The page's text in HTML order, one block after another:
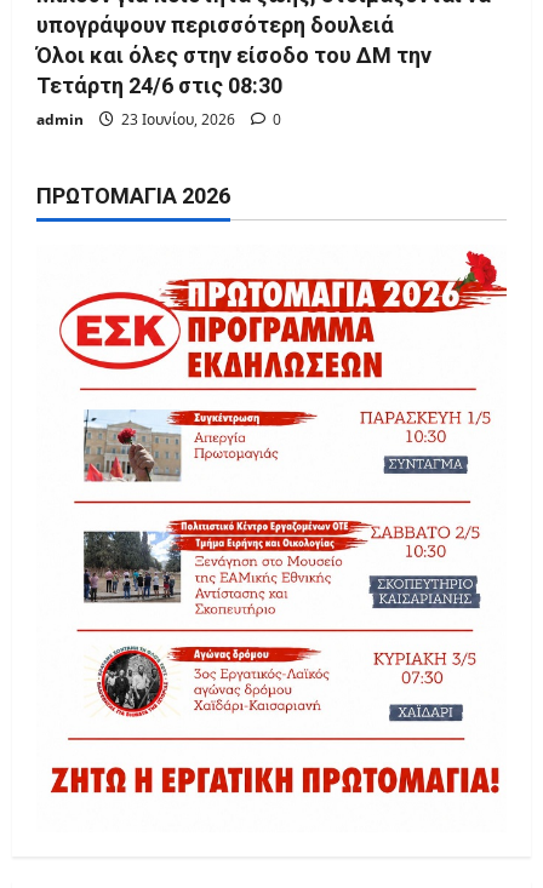
υπογράψουν περισσότερη δουλειά
Όλοι και όλες στην είσοδο του ΔΜ την
Τετάρτη 24/6 στις 08:30
admin 23 Ιουνίου, 2026 0
ΠΡΩΤΟΜΑΓΙΆ 2026